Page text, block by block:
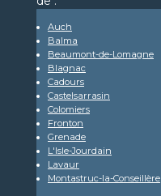
Auch
Balma
Beaumont-de-Lomagne
Blagnac
Cadours
Castelsarrasin
Colomiers
Fronton
Grenade
L'Isle-Jourdain
Lavaur
Montastruc-la-Conseillère